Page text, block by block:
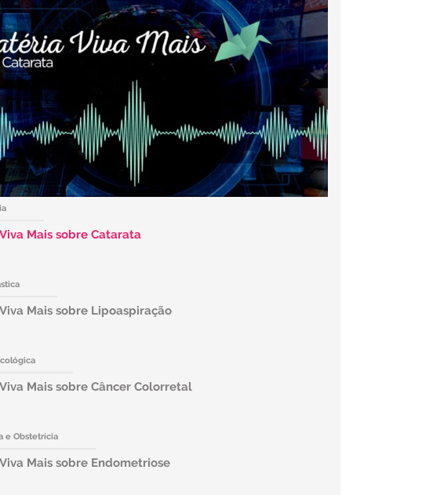
Mais sobre Catarata
Mais sobre Lipoaspiração
Mais sobre Câncer Colorretal
e Obstetrícia
Mais sobre Endometriose